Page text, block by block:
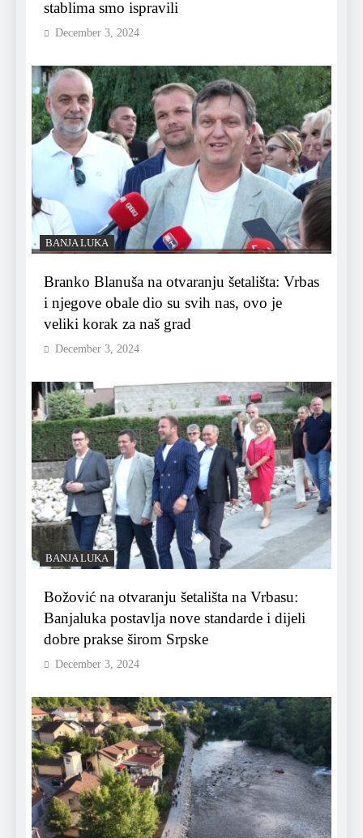
stablima smo ispravili
December 3, 2024
BANJA LUKA
Branko Blanuša na otvaranju šetališta: Vrbas
i njegove obale dio su svih nas, ovo je
veliki korak za naš grad
December 3, 2024
BANJA LUKA
Božović na otvaranju šetališta na Vrbasu:
Banjaluka postavlja nove standarde i dijeli
dobre prakse širom Srpske
December 3, 2024